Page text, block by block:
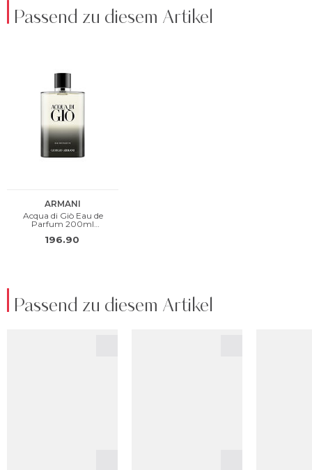
Passend zu diesem Artikel
Passend zu diesem Artikel